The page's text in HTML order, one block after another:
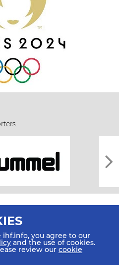
you agree to our
and the use of cookies.
review our cookie